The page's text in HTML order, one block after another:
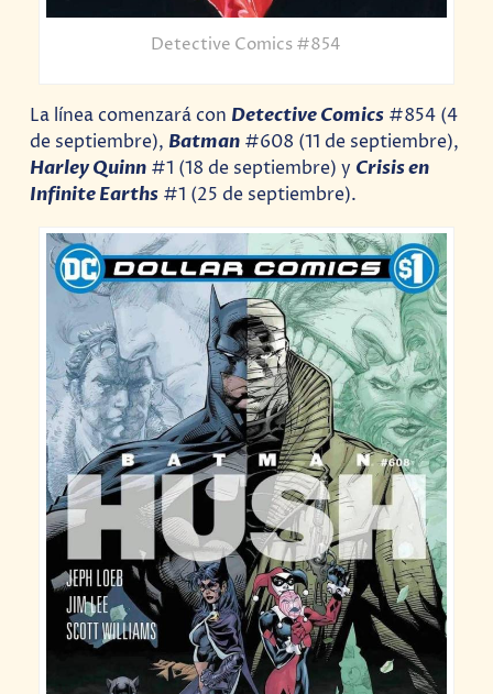
Detective Comics #854
La línea comenzará con Detective Comics #854 (4
de septiembre), Batman #608 (11 de septiembre),
Harley Quinn #1 (18 de septiembre) y Crisis en
Infinite Earths #1 (25 de septiembre).